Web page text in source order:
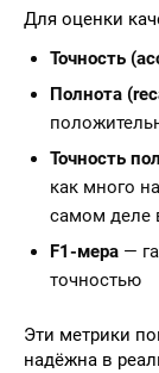
Для оценки
Точность
Полнота
Точность
как много
самом деле
F1-мера —
точностью
Эти метрики
надёжна в